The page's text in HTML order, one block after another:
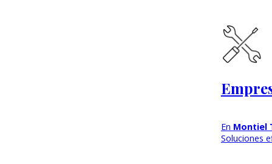
En Montiel
Soluciones